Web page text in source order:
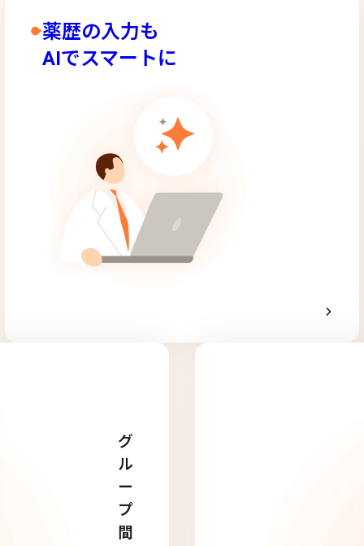
薬歴の入力も
AIでスマートに
グ
ル
ー
プ
間